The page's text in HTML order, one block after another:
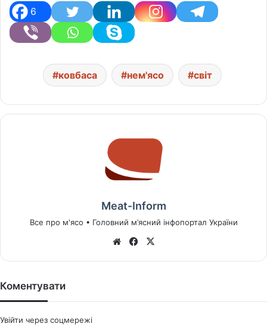
6
ковбаса нем'ясо світ
Meat-Inform
Все про м'ясо • Головний м’ясний інфопортал України
We
Fa
Коментувати
Увійти через соцмережі